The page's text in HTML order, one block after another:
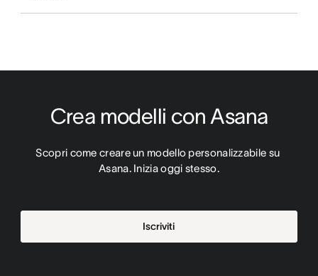
Crea modelli con Asana
Scopri come creare un modello personalizzabile su
Asana. Inizia oggi stesso.
Iscriviti